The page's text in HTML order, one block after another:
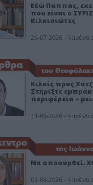
Εδώ Παππάς,
που είναι ο
Κιλκισιώτες
26-07-2026 - Κανένα
Κιλκίς προς
Στηρίξτε
περιφέρεια –
11-06-2026 - Κανένα
Να αποσυρθεί.
03-08-2026 - Κανένα